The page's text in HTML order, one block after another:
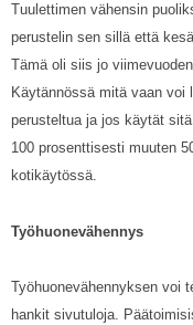
Tuulettimen vähensin
perustelin sen sillä että
Tämä oli siis jo
Käytännössä mitä vaan
perusteltua ja jos käytät
100 prosenttisesti muuten
kotikäytössä.
Työhuonevähennys
Työhuonevähennyksen voi
hankit sivutuloja.